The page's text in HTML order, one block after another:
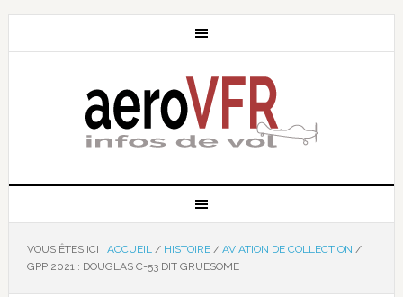
VOUS ÊTES ICI : ACCUEIL / HISTOIRE / AVIATION DE COLLECTION /
GPP 2021 : DOUGLAS C-53 DIT GRUESOME